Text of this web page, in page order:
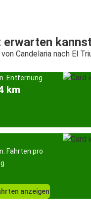
erwarten kannst
Candelaria nach El
Entfernung
km
Fahrten pro
anzeigen